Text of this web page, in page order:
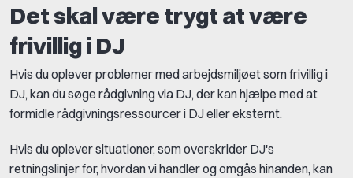
Det skal være trygt at være
frivillig i DJ
Hvis du oplever problemer med arbejdsmiljøet som frivillig i
DJ, kan du søge rådgivning via DJ, der kan hjælpe med at
formidle rådgivningsressourcer i DJ eller eksternt.
Hvis du oplever situationer, som overskrider DJ's
retningslinjer for, hvordan vi handler og omgås hinanden, kan